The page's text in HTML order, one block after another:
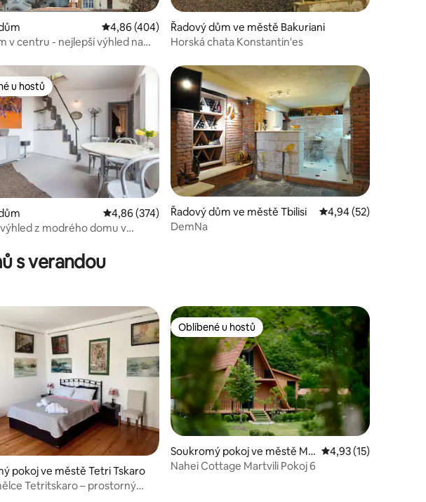
5 z 5, 4 hodnoceníPrůměrné hodnocení 4,86 z 5, 404 hodnocení
4,86 (404)
v centru - nejlepší výhled na
Řadový dům ve městě Bakuriani
Horská chata Konstantin'es
u hostů
u hostů
Průměrné hodnocení 4,86 z 5, 374 hodnocení
4,86 (374)
z modrého domu v
Řadový dům ve městě Tbilisi Průměrné hodnocení
4,94 (52)
DemNa
s verandou
pokoj ve městě Tetri Tskaro
Tetritskaro – prostorný
Oblíbené u hostů
Oblíbené u hostů
Soukromý pokoj ve městě Ma
rtvili
Průměrné hodnocení
4,93 (15)
Nahei Cottage Martvili Pokoj 6